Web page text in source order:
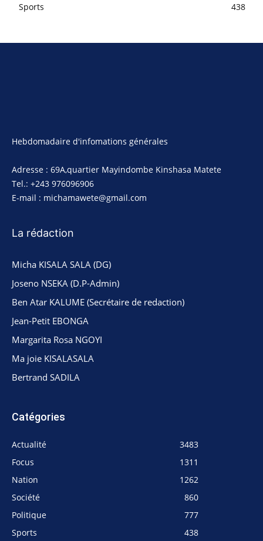
Sports
438
Hebdomadaire d'infomations générales
Adresse : 69A,quartier Mayindombe Kinshasa Matete
Tel.: +243 976096906
E-mail : michamawete@gmail.com
La rédaction
Micha KISALA SALA (DG)
Joseno NSEKA (D.P-Admin)
Ben Atar KALUME (Secrétaire de redaction)
Jean-Petit EBONGA
Margarita Rosa NGOYI
Ma joie KISALASALA
Bertrand SADILA
Catégories
Actualité
3483
Focus
1311
Nation
1262
Société
860
Politique
777
Sports
438